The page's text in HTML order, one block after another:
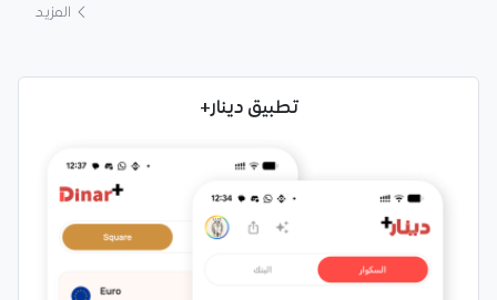
المزيد
تطبيق دينار+